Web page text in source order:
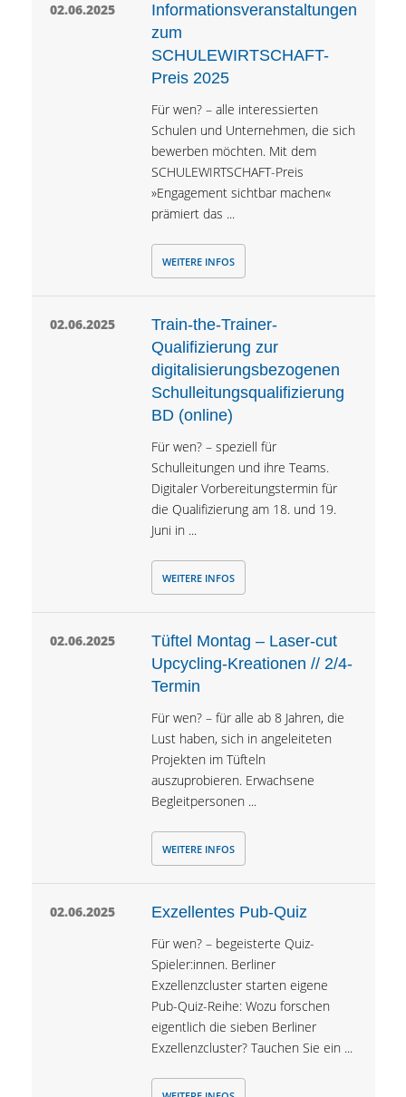
02.06.2025
Informationsveranstaltungen
zum
SCHULEWIRTSCHAFT-
Preis 2025
Für wen? – alle interessierten
Schulen und Unternehmen, die sich
bewerben möchten. Mit dem
SCHULEWIRTSCHAFT-Preis
»Engagement sichtbar machen«
prämiert das ...
WEITERE INFOS
02.06.2025
Train-the-Trainer-
Qualifizierung zur
digitalisierungsbezogenen
Schulleitungsqualifizierung
BD (online)
Für wen? – speziell für
Schulleitungen und ihre Teams.
Digitaler Vorbereitungstermin für
die Qualifizierung am 18. und 19.
Juni in ...
WEITERE INFOS
02.06.2025
Tüftel Montag – Laser-cut
Upcycling-Kreationen // 2/4-
Termin
Für wen? – für alle ab 8 Jahren, die
Lust haben, sich in angeleiteten
Projekten im Tüfteln
auszuprobieren. Erwachsene
Begleitpersonen ...
WEITERE INFOS
02.06.2025 Exzellentes Pub-Quiz
Für wen? – begeisterte Quiz-
Spieler:innen. Berliner
Exzellenzcluster starten eigene
Pub-Quiz-Reihe: Wozu forschen
eigentlich die sieben Berliner
Exzellenzcluster? Tauchen Sie ein ...